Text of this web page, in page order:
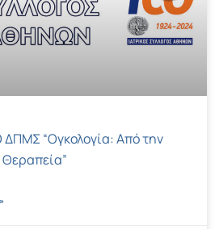
“Ογκολογία: Από την